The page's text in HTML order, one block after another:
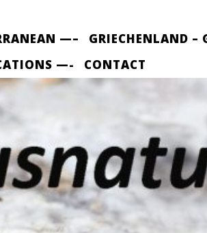
—– GRIECHENLAND –
—-
CONTACT